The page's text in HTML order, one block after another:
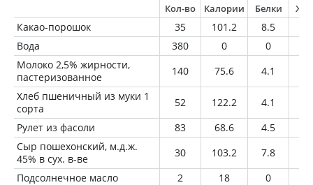
Кол-во Калории Белки
Какао-порошок 35 101.2 8.5
Вода
380 0 0
Молоко 2,5% жирности,
пастеризованное
140 75.6 4.1
Хлеб пшеничный из муки 1
сорта
52 122.2 4.1
Рулет из фасоли
83 68.6 4.5
Сыр пошехонский, м.д.ж.
45% в сух. в-ве
30 103.2 7.8
Подсолнечное масло
2 18 0